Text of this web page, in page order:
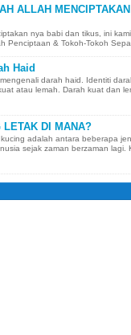
ALLAH
nya babi dan tikus, ini
Penciptaan & Tokoh-Tokoh
Haid
darah haid. Identiti
atau lemah. Darah kuat dan
LETAK DI MANA?
adalah antara beberapa
sejak zaman berzaman lagi.